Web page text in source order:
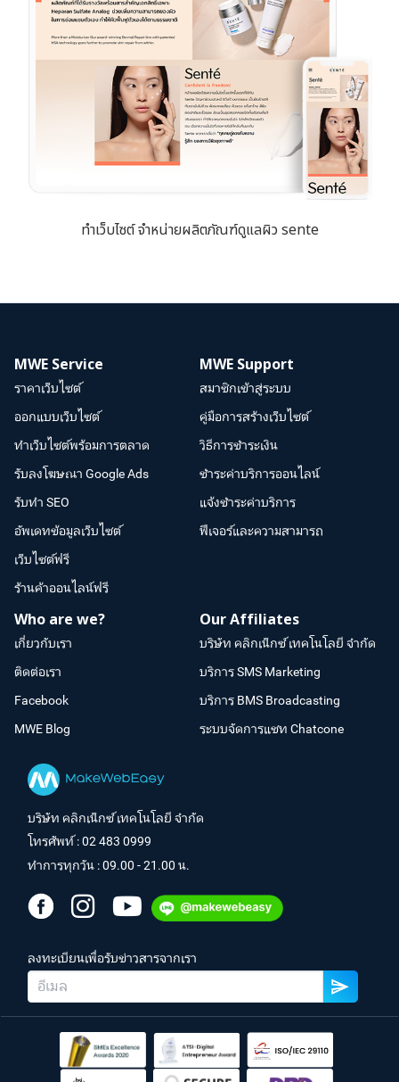
ทำเว็บไซต์ จำหน่ายผลิตภัณฑ์ดูแลผิว sente
MWE Service
ราคาเว็บไซต์
ออกแบบเว็บไซต์
ทำเว็บไซต์พร้อมการตลาด
รับลงโฆษณา Google Ads
รับทำ SEO
อัพเดทข้อมูลเว็บไซต์
เว็บไซต์ฟรี
ร้านค้าออนไลน์ฟรี
MWE Support
สมาชิกเข้าสู่ระบบ
คู่มือการสร้างเว็บไซต์
วิธีการชำระเงิน
ชำระค่าบริการออนไลน์
แจ้งชำระค่าบริการ
ฟีเจอร์และความสามารถ
Who are we?
เกี่ยวกับเรา
ติดต่อเรา
Facebook
MWE Blog
Our Affiliates
บริษัท คลิกเน็กซ์ เทคโนโลยี จำกัด
บริการ SMS Marketing
บริการ BMS Broadcasting
ระบบจัดการแชท Chatcone
บริษัท คลิกเน็กซ์ เทคโนโลยี จำกัด
โทรศัพท์ :02 483 0999
ทำการทุกวัน : 09.00 - 21.00 น.
ลงทะเบียนเพื่อรับข่าวสารจากเรา